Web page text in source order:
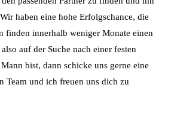
haben eine hohe Erfolgschance, die
finden innerhalb weniger Monate einen
auf der Suche nach einer festen
bist, dann schicke uns gerne eine
Team und ich freuen uns dich zu